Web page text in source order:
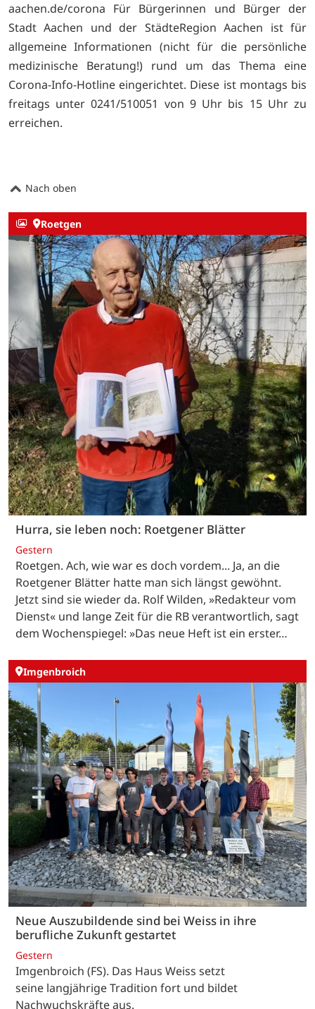
aachen.de/corona Für Bürgerinnen und Bürger der
Stadt Aachen und der StädteRegion Aachen ist für
allgemeine Informationen (nicht für die persönliche
medizinische Beratung!) rund um das Thema eine
Corona-Info-Hotline eingerichtet. Diese ist montags bis
freitags unter 0241/510051 von 9 Uhr bis 15 Uhr zu
erreichen.
Nach oben
Roetgen
Hurra, sie leben noch: Roetgener Blätter
Gestern
Roetgen. Ach, wie war es doch vordem... Ja, an die
Roetgener Blätter hatte man sich längst gewöhnt.
Jetzt sind sie wieder da. Rolf Wilden, »Redakteur vom
Dienst« und lange Zeit für die RB verantwortlich, sagt
dem Wochenspiegel: »Das neue Heft ist ein erster…
Imgenbroich
Neue Auszubildende sind bei Weiss in ihre
berufliche Zukunft gestartet
Gestern
Imgenbroich (FS). Das Haus Weiss setzt
seine langjährige Tradition fort und bildet
Nachwuchskräfte aus.